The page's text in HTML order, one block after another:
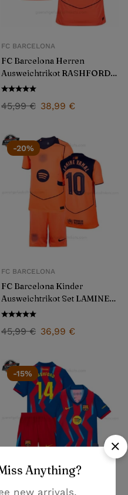
FC BARCELONA
FC Barcelona Herren
Ausweichtrikot RASHFORD
14 2025/26
45,99€ 38,99 €
-20%
FC BARCELONA
FC Barcelona Kinder
Ausweichtrikot Set LAMINE
YAMAL 10 2025/26
45,99€ 36,99 €
-15%
Anything?
new arrivals,